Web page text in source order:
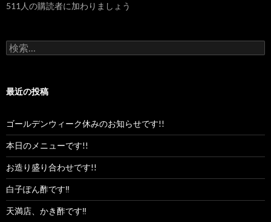
レ
511人の購読者に加わりましょう
検
索:
最近の投稿
ゴールデンウィーク休みのお知らせです!!
本日のメニューです!!
お造り盛り合わせです!!
白子ぽん酢です‼︎
天満店、かき酢です‼︎